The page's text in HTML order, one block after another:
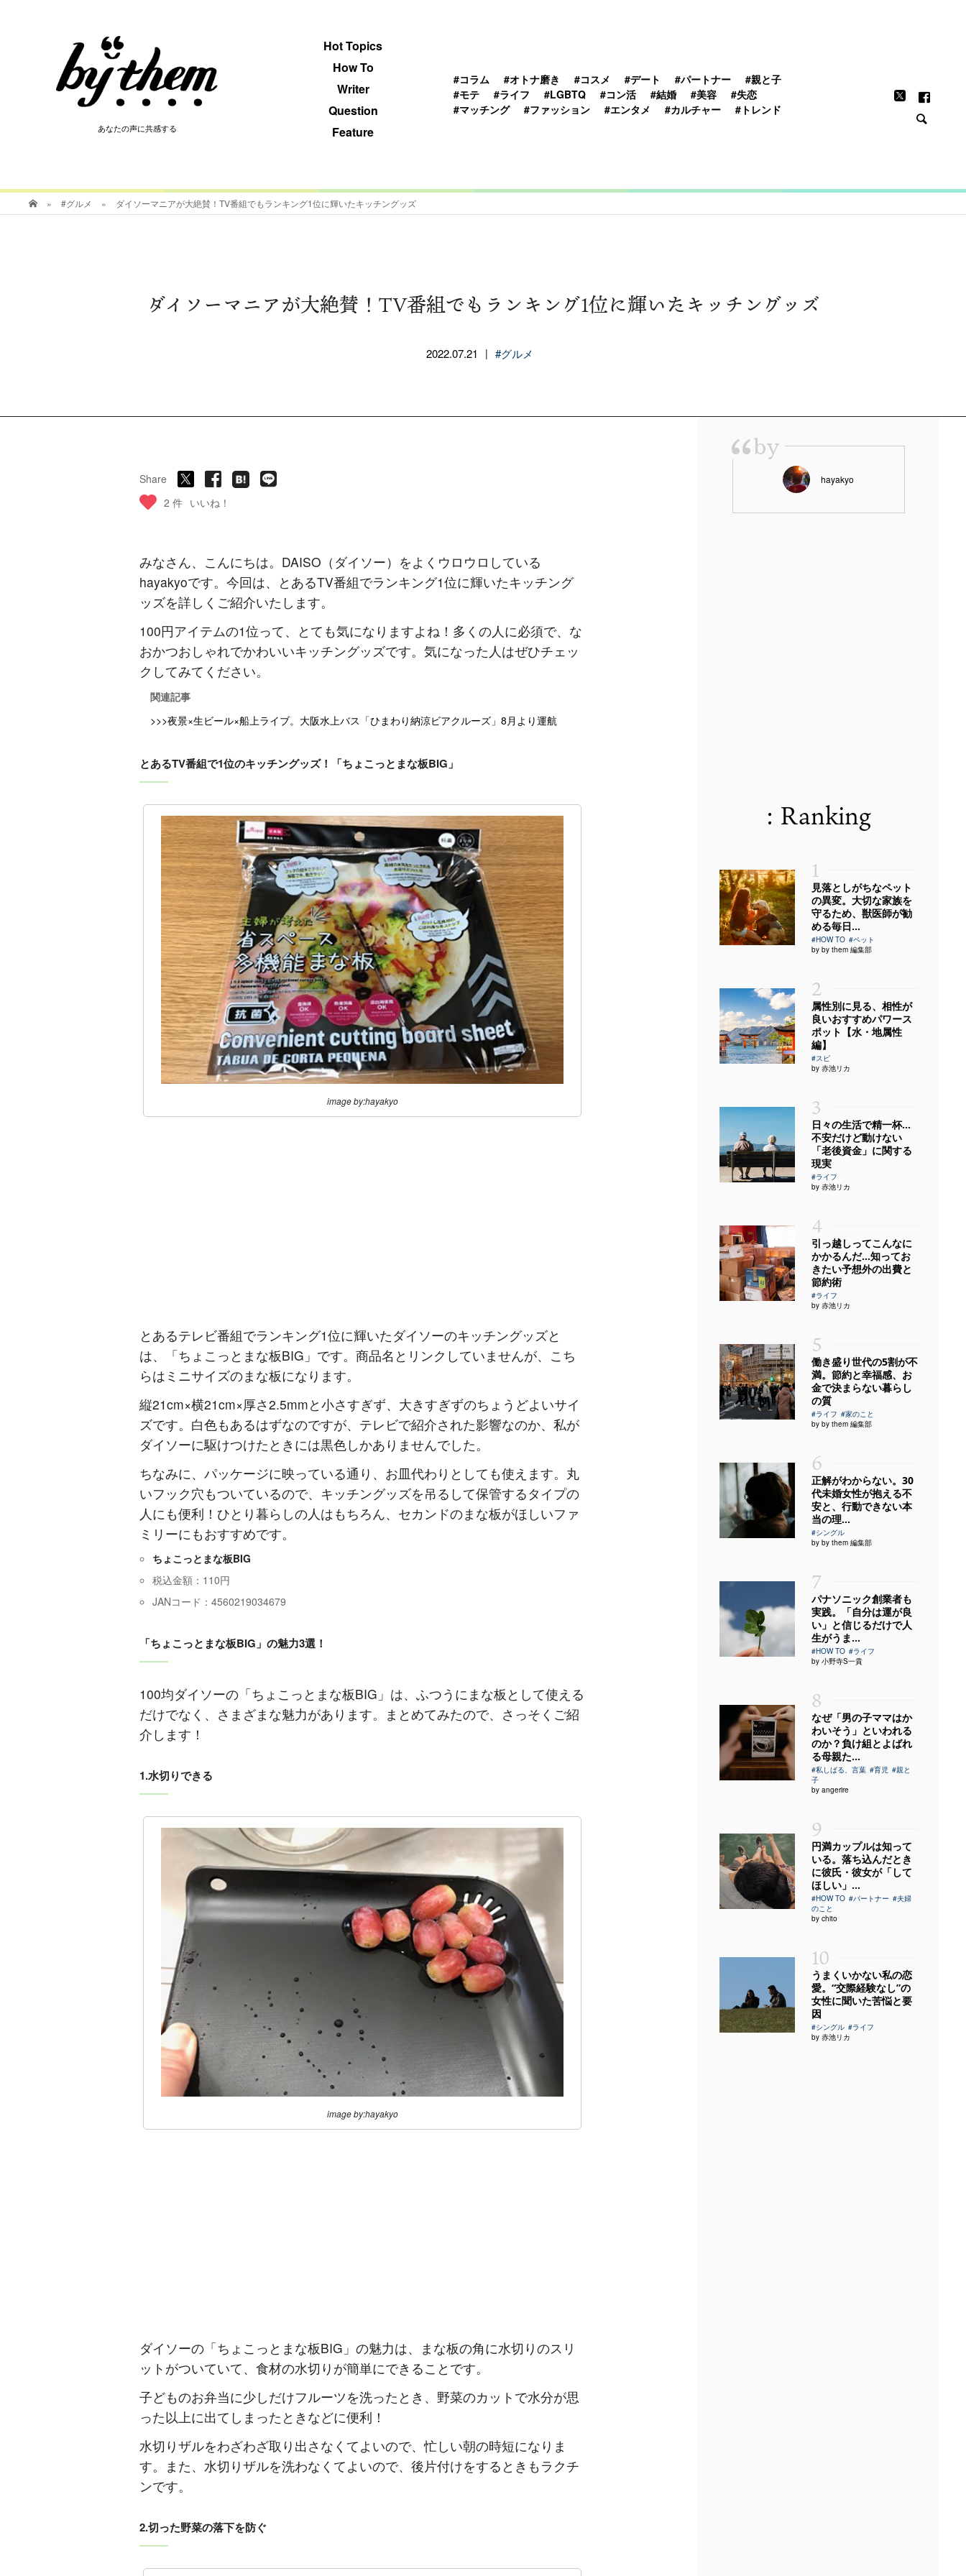
あなたの声に共感する
Hot Topics
How To
Writer
Question
Feature
#コラム #オトナ磨き #コスメ #デート #パートナー
#親と子
#モテ
#ライフ #LGBTQ #コン活 #結婚 #美容
#失恋
#マッチング
#ファッション #エンタメ #カルチャー #トレンド
あなたの声に共感する
» #グルメ » ダイソーマニアが大絶賛！TV番組でもランキング1位に輝いたキッチングッズ
ダイソーマニアが大絶賛！TV番組でもランキング1位に輝いたキッチングッズ
2022.07.21 | #グルメ
Share
2 件 いいね！
みなさん、こんにちは。DAISO（ダイソー）をよくウロウロしている
hayakyoです。今回は、とあるTV番組でランキング1位に輝いたキッチング
ッズを詳しくご紹介いたします。
100円アイテムの1位って、とても気になりますよね！多くの人に必須で、な
おかつおしゃれでかわいいキッチングッズです。気になった人はぜひチェッ
クしてみてください。
関連記事
>>>夜景×生ビール×船上ライブ。大阪水上バス「ひまわり納涼ビアクルーズ」8月より運航
とあるTV番組で1位のキッチングッズ！「ちょこっとまな板BIG」
image by:hayakyo
とあるテレビ番組でランキング1位に輝いたダイソーのキッチングッズと
は、「ちょこっとまな板BIG」です。商品名とリンクしていませんが、こち
らはミニサイズのまな板になります。
縦21cm×横21cm×厚さ2.5mmと小さすぎず、大きすぎずのちょうどよいサイ
ズです。白色もあるはずなのですが、テレビで紹介された影響なのか、私が
ダイソーに駆けつけたときには黒色しかありませんでした。
ちなみに、パッケージに映っている通り、お皿代わりとしても使えます。丸
いフック穴もついているので、キッチングッズを吊るして保管するタイプの
人にも便利！ひとり暮らしの人はもちろん、セカンドのまな板がほしいファ
ミリーにもおすすめです。
ちょこっとまな板BIG
税込金額：110円
JANコード：4560219034679
「ちょこっとまな板BIG」の魅力3選！
100均ダイソーの「ちょこっとまな板BIG」は、ふつうにまな板として使える
だけでなく、さまざまな魅力があります。まとめてみたので、さっそくご紹
介します！
1.水切りできる
image by:hayakyo
ダイソーの「ちょこっとまな板BIG」の魅力は、まな板の角に水切りのスリ
ットがついていて、食材の水切りが簡単にできることです。
子どものお弁当に少しだけフルーツを洗ったとき、野菜のカットで水分が思
った以上に出てしまったときなどに便利！
水切りザルをわざわざ取り出さなくてよいので、忙しい朝の時短になりま
す。また、水切りザルを洗わなくてよいので、後片付けをするときもラクチ
ンです。
2.切った野菜の落下を防ぐ
“by
hayakyo
: Ranking
1
見落としがちなペット
の異変。大切な家族を
守るため、獣医師が勧
める毎日...
#HOW TO #ペット
by by them 編集部
2
属性別に見る、相性が
良いおすすめパワース
ポット【水・地属性
編】
#スピ
by 赤池リカ
3
日々の生活で精一杯…
不安だけど動けない
「老後資金」に関する
現実
#ライフ
by 赤池リカ
4
引っ越しってこんなに
かかるんだ…知ってお
きたい予想外の出費と
節約術
#ライフ
by 赤池リカ
5
働き盛り世代の5割が不
満。節約と幸福感、お
金で決まらない暮らし
の質
#ライフ #家のこと
by by them 編集部
6
正解がわからない。30
代未婚女性が抱える不
安と、行動できない本
当の理...
#シングル
by by them 編集部
7
パナソニック創業者も
実践。「自分は運が良
い」と信じるだけで人
生がうま...
#HOW TO #ライフ
by 小野寺S一貴
8
なぜ「男の子ママはか
わいそう」といわれる
のか？負け組とよばれ
る母親た...
#私しばる、言葉 #育児 #親と
子
by angerire
9
円満カップルは知って
いる。落ち込んだとき
に彼氏・彼女が「して
ほしい」...
#HOW TO #パートナー #夫婦
のこと
by chito
10
うまくいかない私の恋
愛。“交際経験なし”の
女性に聞いた苦悩と要
因
#シングル #ライフ
by 赤池リカ